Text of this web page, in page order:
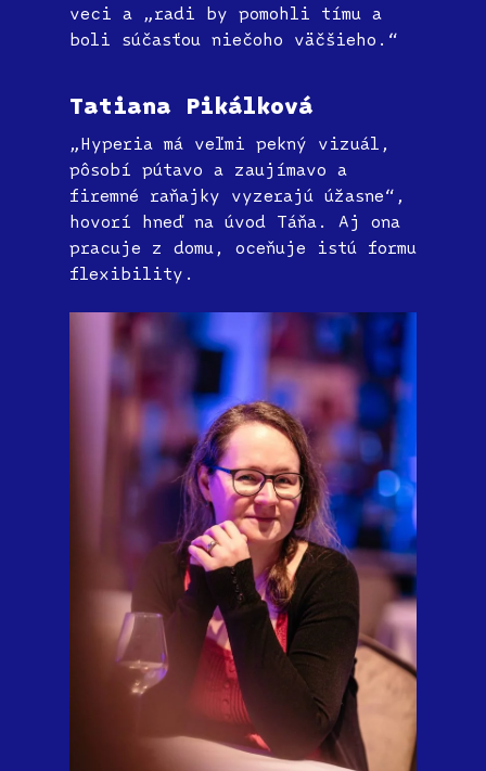
veci a „radi by pomohli tímu a
boli súčasťou niečoho väčšieho.“
Tatiana Pikálková
„Hyperia má veľmi pekný vizuál,
pôsobí pútavo a zaujímavo a
firemné raňajky vyzerajú úžasne“,
hovorí hneď na úvod Táňa. Aj ona
pracuje z domu, oceňuje istú formu
flexibility.